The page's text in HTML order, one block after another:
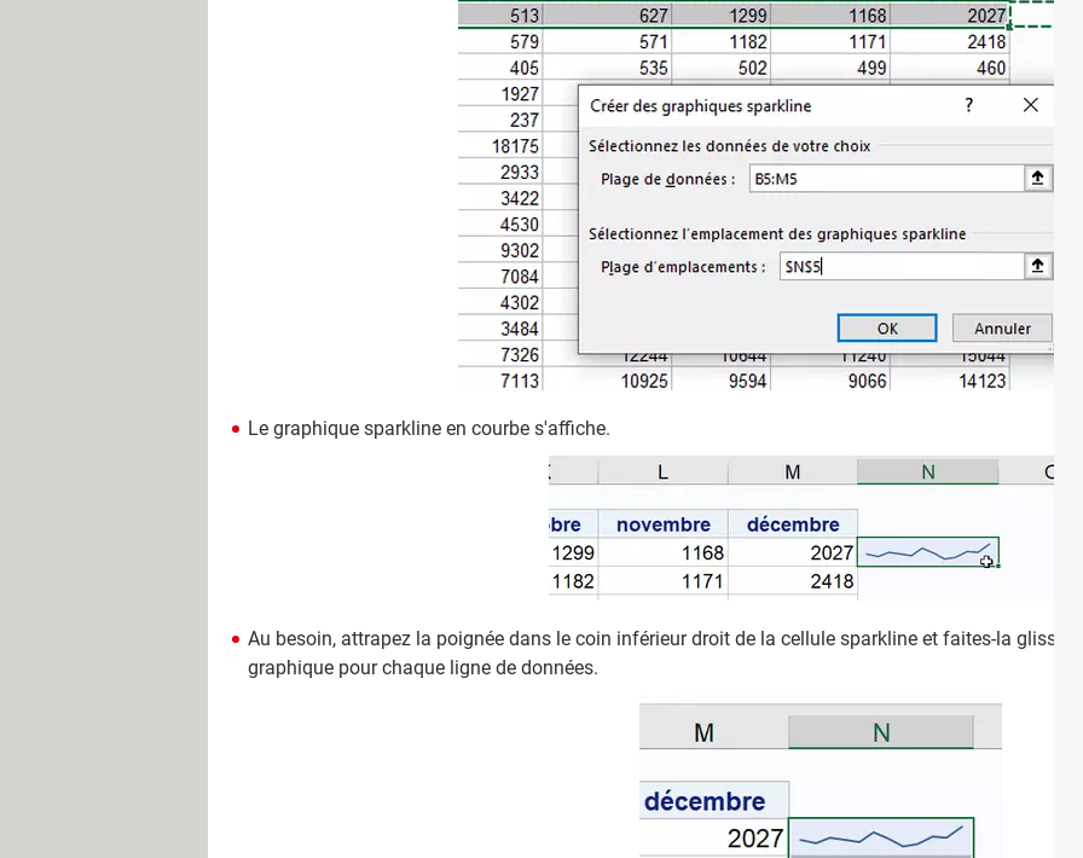
Le graphique sparkline en courbe s'affiche.
Au besoin, attrapez la poignée dans le coin inférieur droit de la cellule sparkline et faites-la glisser
graphique pour chaque ligne de données.